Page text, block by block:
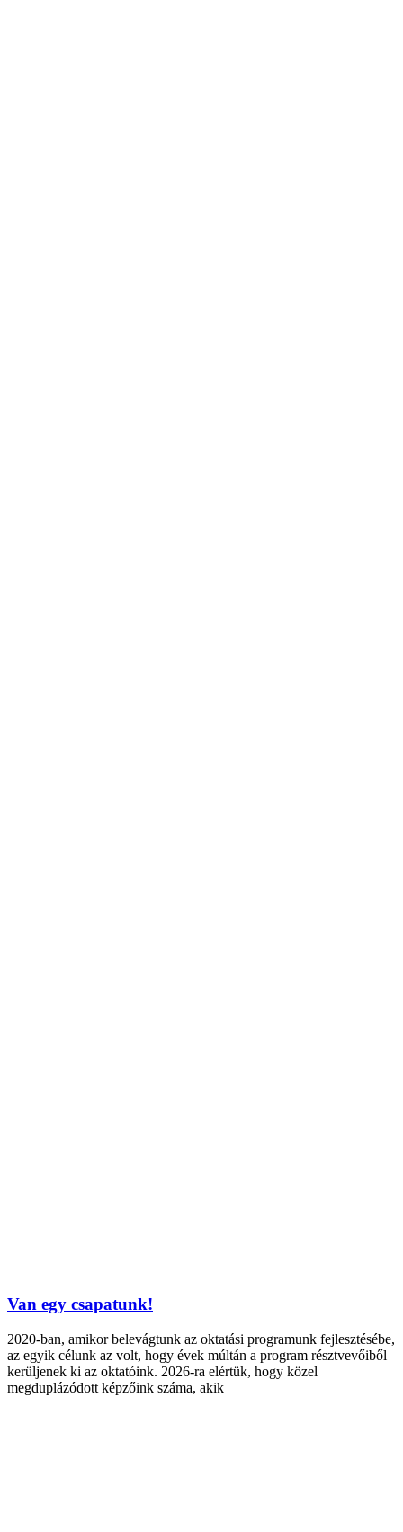
Van egy csapatunk!
2020-ban, amikor belevágtunk az oktatási programunk fejlesztésébe,
az egyik célunk az volt, hogy évek múltán a program résztvevőiből
kerüljenek ki az oktatóink. 2026-ra elértük, hogy közel
megduplázódott képzőink száma, akik